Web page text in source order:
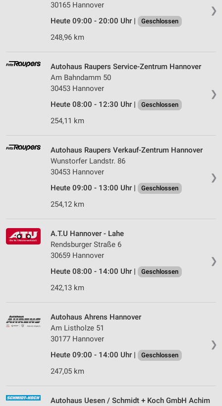
❯
30165 Hannover
Heute 09:00 - 20:00 Uhr |
Geschlossen
248,96 km
❯
Autohaus Raupers Service-Zentrum Hannover
Am Bahndamm 50
30453 Hannover
Heute 08:00 - 12:30 Uhr |
Geschlossen
254,11 km
❯
Autohaus Raupers Verkauf-Zentrum Hannover
Wunstorfer Landstr. 86
30453 Hannover
Heute 09:00 - 13:00 Uhr |
Geschlossen
254,12 km
❯
A.T.U Hannover - Lahe
Rendsburger Straße 6
30659 Hannover
Heute 08:00 - 14:00 Uhr |
Geschlossen
242,13 km
❯
Autohaus Ahrens Hannover
Am Listholze 51
30177 Hannover
Heute 09:00 - 14:00 Uhr |
Geschlossen
247,05 km
Autohaus Uesen / Schmidt + Koch GmbH Achim